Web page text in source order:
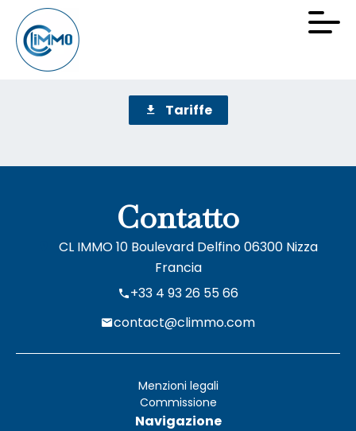
Tariffe
Contatto
CL IMMO10 Boulevard Delfino06300 Nizza
Francia
+33 4 93 26 55 66
contact@climmo.com
Menzioni legali
Commissione
Navigazione